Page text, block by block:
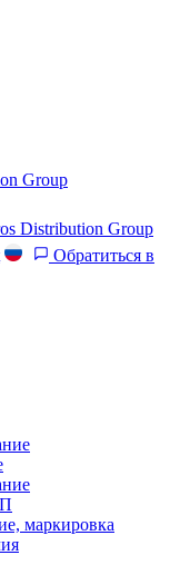
Group
Distribution Group
Обратиться в
маркировка